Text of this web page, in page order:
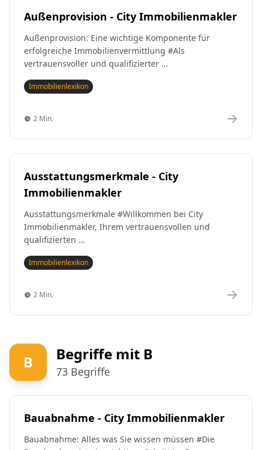
Außenprovision - City Immobilienmakler
Außenprovision: Eine wichtige Komponente für
erfolgreiche Immobilienvermittlung #Als
vertrauensvoller und qualifizierter …
Immobilienlexikon
2 Min.
Ausstattungsmerkmale - City
Immobilienmakler
Ausstattungsmerkmale #Willkommen bei City
Immobilienmakler, Ihrem vertrauensvollen und
qualifizierten …
Immobilienlexikon
2 Min.
B Begriffe mit B
73 Begriffe
Bauabnahme - City Immobilienmakler
Bauabnahme: Alles was Sie wissen müssen #Die